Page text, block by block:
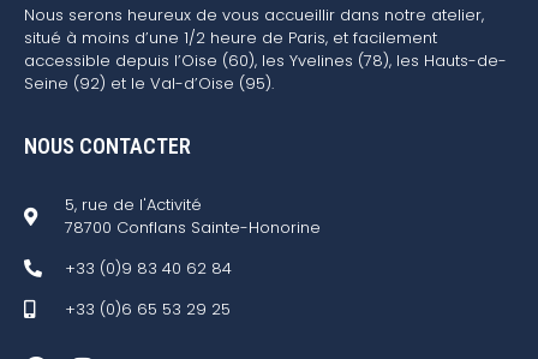
Nous serons heureux de vous accueillir dans notre atelier,
situé à moins d’une 1/2 heure de Paris, et facilement
accessible depuis l’Oise (60), les Yvelines (78), les Hauts-de-
Seine (92) et le Val-d’Oise (95).
NOUS CONTACTER
5, rue de l'Activité
78700 Conflans Sainte-Honorine
+33 (0)9 83 40 62 84
+33 (0)6 65 53 29 25